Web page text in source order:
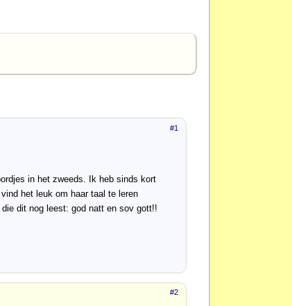
#1
in het zweeds. Ik heb sinds kort
het leuk om haar taal te leren
dit nog leest: god natt en sov gott!!
#2